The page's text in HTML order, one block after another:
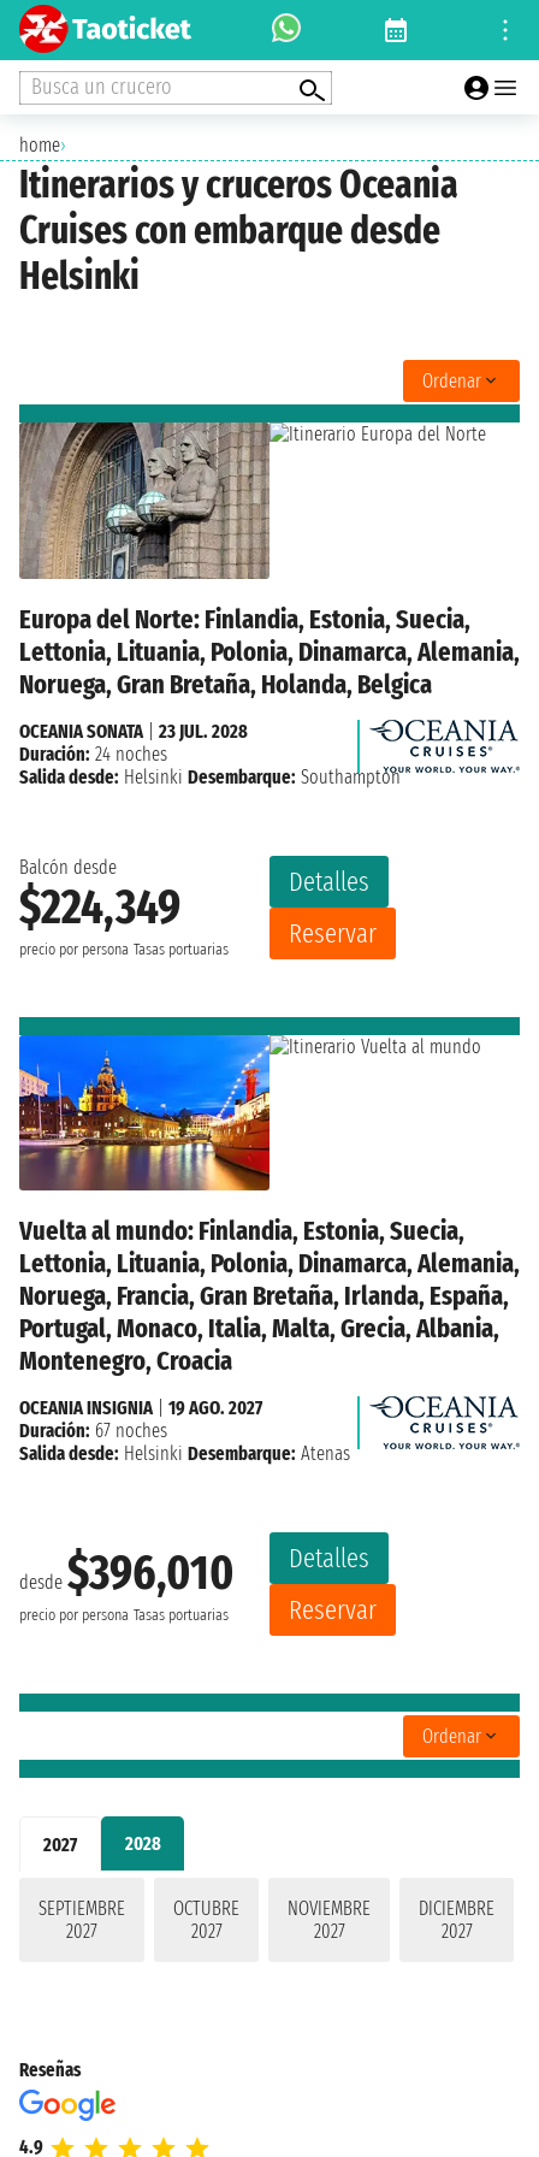
Busca un crucero
home›
Itinerarios y cruceros Oceania
Cruises con embarque desde
Helsinki
2027 2028
SEPTIEMBRE
2027
OCTUBRE
2027
NOVIEMBRE
2027
DICIEMBRE
2027
Ordenar
Europa del Norte: Finlandia, Estonia, Suecia,
Lettonia, Lituania, Polonia, Dinamarca, Alemania,
Noruega, Gran Bretaña, Holanda, Belgica
Balcón desde
$224,349
precio por persona Tasas portuarias
Detalles
Reservar
OCEANIA SONATA
23 JUL. 2028
Duración: 24 noches
Salida desde: Helsinki Desembarque: Southampton
Vuelta al mundo: Finlandia, Estonia, Suecia,
Lettonia, Lituania, Polonia, Dinamarca, Alemania,
Noruega, Francia, Gran Bretaña, Irlanda, España,
Portugal, Monaco, Italia, Malta, Grecia, Albania,
Montenegro, Croacia
desde $396,010
precio por persona Tasas portuarias
Detalles
Reservar
OCEANIA INSIGNIA| 19 AGO. 2027
Duración: 67 noches
Salida desde: Helsinki Desembarque: Atenas
Ordenar
Reseñas
4.9